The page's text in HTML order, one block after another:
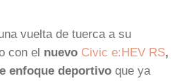
vuelta de tuerca a su
con el nuevo Civic e:HEV RS,
enfoque deportivo que ya